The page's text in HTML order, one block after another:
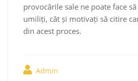
provocările sale ne poate face
umiliți, cât și motivați să citire
din acest proces.
Admin